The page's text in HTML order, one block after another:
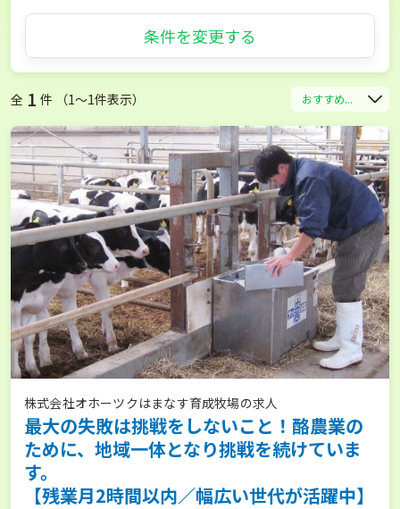
条件を変更する
全 1 件 （1〜1件表示） おすすめ...
株式会社オホーツクはまなす育成牧場の求人
最大の失敗は挑戦をしないこと！酪農業の
ために、地域一体となり挑戦を続けていま
す。
【残業月2時間以内／幅広い世代が活躍中】